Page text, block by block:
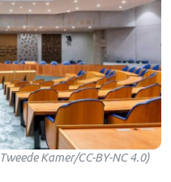
Kamer/CC-BY-NC 4.0)